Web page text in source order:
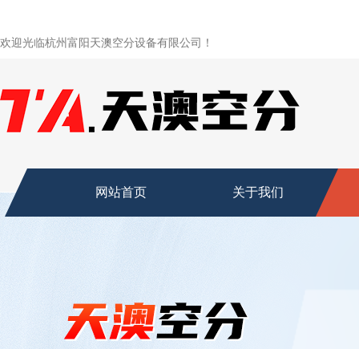
欢迎光临杭州富阳天澳空分设备有限公司！
网站首页 关于我们